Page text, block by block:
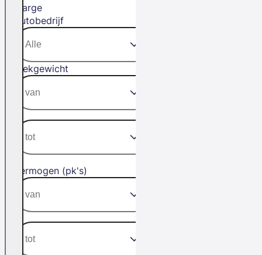
Marge
Autobedrijf
Trekgewicht
Vermogen (pk's)